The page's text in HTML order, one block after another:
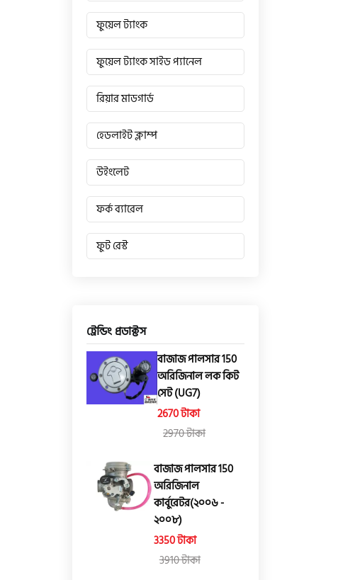
ফুয়েল ট্যাংক
ফুয়েল ট্যাংক সাইড প্যানেল
রিয়ার মাডগার্ড
হেডলাইট ক্লাম্প
উইংলেট
ফর্ক ব্যারেল
ফুট রেস্ট
ট্রেন্ডিং প্রডাক্টস
বাজাজ পালসার 150
অরিজিনাল লক কিট
সেট (UG7)
2670 টাকা
2970 টাকা
বাজাজ পালসার 150
অরিজিনাল
কার্বুরেটর(২০০৬ -
২০০৮)
3350 টাকা
3910 টাকা